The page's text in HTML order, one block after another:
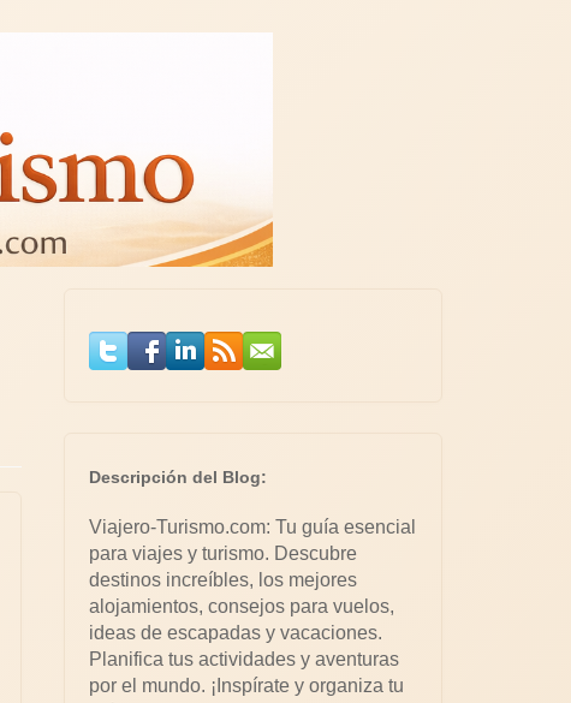
Descripción del Blog:
Viajero-Turismo.com: Tu guía esencial
para viajes y turismo. Descubre
destinos increíbles, los mejores
alojamientos, consejos para vuelos,
ideas de escapadas y vacaciones.
Planifica tus actividades y aventuras
por el mundo. ¡Inspírate y organiza tu